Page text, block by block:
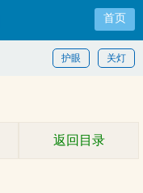
首页
关灯
护眼
返回目录